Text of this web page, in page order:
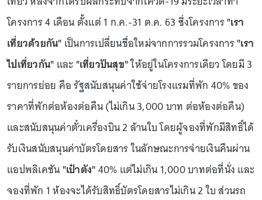
โครงการ 4 เดือน ตั้งแต่ 1 ก.ค.-31 ต.ค. 63 ซึ่งโครงการ"เรา
เที่ยวด้วยกัน" เป็นการเปลี่ยนชื่อใหม่จากการรวมโครงการ"เรา
ไปเที่ยวกัน" และ "เที่ยวปันสุข"ให้อยู่ในโครงการเดียว โดยมี 3
รายการย่อย คือ รัฐสนับสนุนค่าใช้จ่ายโรงแรมที่พัก 40% ของ
ราคาที่พักต่อห้องต่อคืน (ไม่เกิน 3,000 บาท ต่อห้องต่อคืน)
และสนับสนุนค่าตั๋วเครื่องบิน 2 ล้านใบ โดยผู้จองที่พักมีสิทธิ์ได้
รับเงินสนับสนุนค่าบัตรโดยสาร ในลักษณะการจ่ายเงินคืนผ่าน
แอปพลิเคชัน "เป๋าตัง"40% แต่ไม่เกิน 1,000 บาทต่อที่นั่ง และ
จองที่พัก 1 ห้องจะได้รับสิทธิ์บัตรโดยสารไม่เกิน 2 ใบ ส่วนรถ